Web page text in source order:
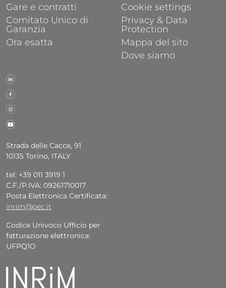
Strada delle Cacce, 91
10135 Torino, ITALY
tel: +39 011 3919 1
C.F./P.IVA: 09261710017
Posta Elettronica Certificata:
inrim@pec.it
Codice Univoco Ufficio per
fatturazione elettronica:
UFPQ1O
Gare e contratti
Comitato Unico di
Garanzia
Ora esatta
Cookie settings
Privacy & Data
Protection
Mappa del sito
Dove siamo